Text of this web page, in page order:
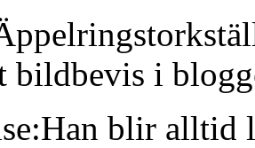
bildbevis i
blir alltid